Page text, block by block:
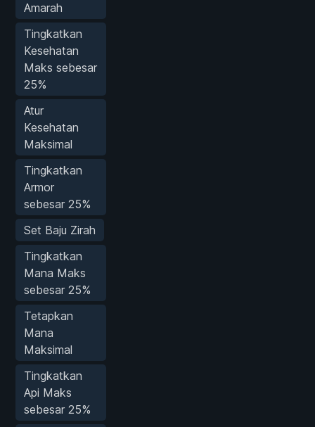
Amarah
Tingkatkan
Kesehatan
Maks sebesar
25%
Atur
Kesehatan
Maksimal
Tingkatkan
Armor
sebesar 25%
Set Baju Zirah
Tingkatkan
Mana Maks
sebesar 25%
Tetapkan
Mana
Maksimal
Tingkatkan
Api Maks
sebesar 25%